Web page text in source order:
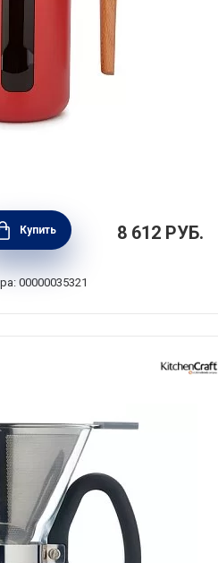
La Cafetiere 1 л,
цвет красный,
Великобритания,
Купить 8 612 РУБ.
00000035321